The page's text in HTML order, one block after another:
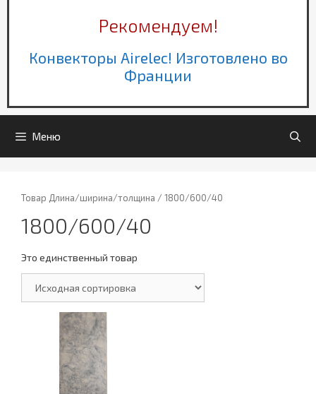
Рекомендуем!
Конвекторы Airelec! Изготовлено во
Франции
Меню
Товар Длина/ширина/толщина / 1800/600/40
1800/600/40
Это единственный товар